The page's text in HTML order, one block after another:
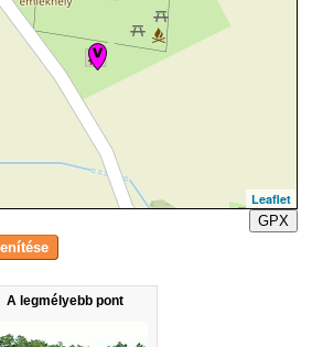
A legmélyebb pont
Leaflet
GPX